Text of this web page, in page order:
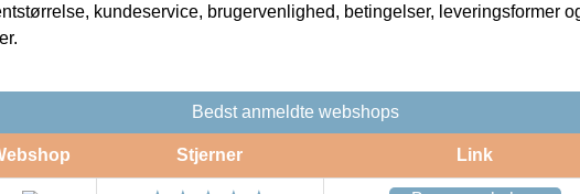
kundeservice, brugervenlighed, betingelser, leveringsformer
Bedst anmeldte webshops
Stjerner Link